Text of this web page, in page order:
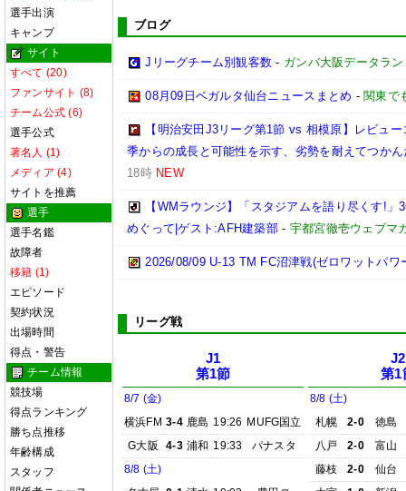
選手出演
キャンプ
サイト
すべて (20)
ファンサイト (8)
チーム公式 (6)
選手公式
著名人 (1)
メディア (4)
サイトを推薦
選手
選手名鑑
故障者
移籍 (1)
エピソード
契約状況
出場時間
得点・警告
チーム情報
競技場
得点ランキング
勝ち点推移
年齢構成
スタッフ
ブログ
Jリーグチーム別観客数 - ガンバ大阪データラ
08月09日ベガルタ仙台ニュースまとめ - 関東で
【明治安田J3リーグ第1節 vs 相模原】レビュ
季からの成長と可能性を示す、劣勢を耐えてつか
18時 NEW
【WMラウンジ】「スタジアムを語り尽くす!
めぐって|ゲスト:AFH建築部 - 宇都宮徹壱ウェブマ
2026/08/09 U-13 TM FC沼津戦(ゼロワットパワ
リーグ戦
J1
第1節
8/7 (金)
横浜FM 3-4 鹿島 19:26 MUFG国立
G大阪
4-3 浦和 19:33
パナスタ
8/8 (土)
J2
第1
8/8 (土)
札幌
2-0
徳島
八戸
2-0
富山
藤枝
2-0
仙台